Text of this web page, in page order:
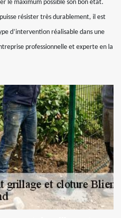
le maximum possible son bon état.
résister très durablement, il est
d’intervention réalisable dans une
professionnelle et experte en la